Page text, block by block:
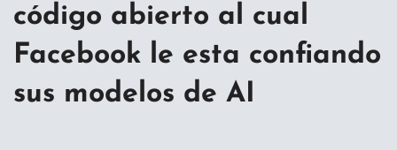
código abierto al cual
Facebook le esta confiando
sus modelos de AI